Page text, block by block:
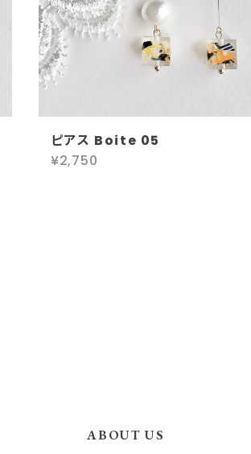
ピアス Boite 05
¥2,750
ABOUT US